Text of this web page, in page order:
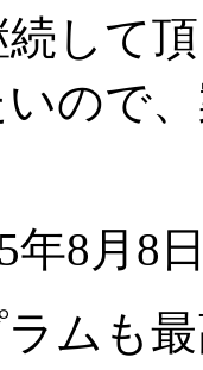
して
ので
年8月8
ムも